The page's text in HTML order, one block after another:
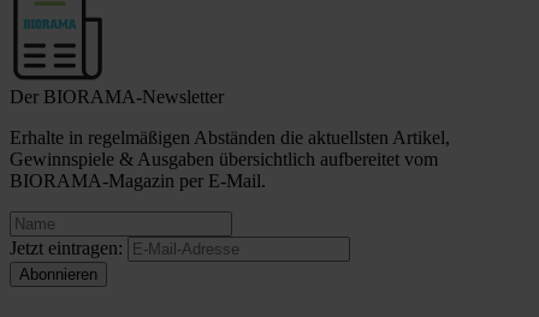
Der BIORAMA-Newsletter
Erhalte in regelmäßigen Abständen die aktuellsten Artikel,
Gewinnspiele & Ausgaben übersichtlich aufbereitet vom
BIORAMA-Magazin per E-Mail.
Jetzt eintragen: